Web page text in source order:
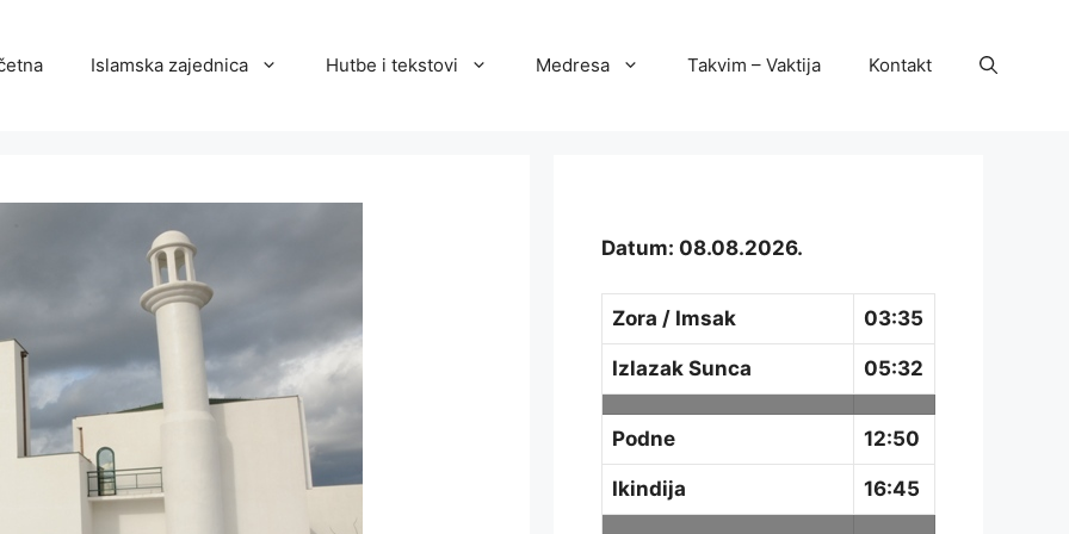
Islamska zajednica Hutbe i tekstovi Medresa Takvim – Vaktija Kontakt
Datum: 08.08.2026.
Zora / Imsak 03:35
Izlazak Sunca 05:32
Podne 12:50
Ikindija 16:45